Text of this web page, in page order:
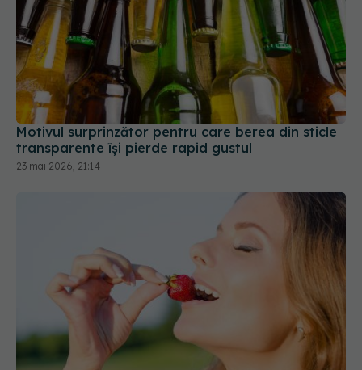
Motivul surprinzător pentru care berea din sticle
transparente își pierde rapid gustul
23 mai 2026, 21:14
Începe-ți ziua cu o căpșună și alte 14 obiceiuri
care îți pot schimba starea de spirit, somnul și
energia
07 iul 2026, 21:48